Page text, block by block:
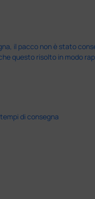
il pacco non è stato
questo risolto in modo
di consegna